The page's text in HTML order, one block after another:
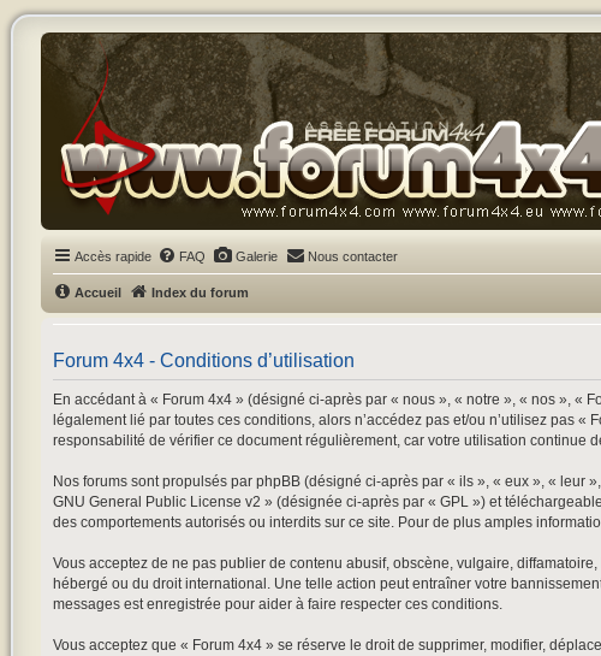
Accès rapide FAQ Galerie Nous contacter
Accueil Index du forum
Forum 4x4 - Conditions d’utilisation
En accédant à « Forum 4x4 » (désigné ci-après par « nous », « notre », « nos », «
légalement lié par toutes ces conditions, alors n’accédez pas et/ou n’utilisez pas
responsabilité de vérifier ce document régulièrement, car votre utilisation continue
Nos forums sont propulsés par phpBB (désigné ci-après par « ils », « eux », «
GNU General Public License v2 » (désignée ci-après par « GPL ») et
des comportements autorisés ou interdits sur ce site. Pour de plus amples
Vous acceptez de ne pas publier de contenu abusif, obscène, vulgaire,
hébergé ou du droit international. Une telle action peut entraîner votre
messages est enregistrée pour aider à faire respecter ces conditions.
Vous acceptez que « Forum 4x4 » se réserve le droit de supprimer, modifier,